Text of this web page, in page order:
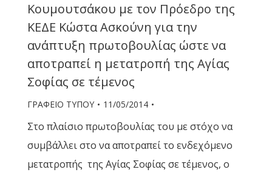
Κουμουτσάκου με τον Πρόεδρο της
ΚΕΔΕ Κώστα Ασκούνη για την
ανάπτυξη πρωτοβουλίας ώστε να
αποτραπεί η μετατροπή της Αγίας
Σοφίας σε τέμενος
ΓΡΑΦΕΙΟ ΤΥΠΟΥ 11/05/2014
Στο πλαίσιο πρωτοβουλίας του με στόχο να
συμβάλλει στο να αποτραπεί το ενδεχόμενο
μετατροπής της Αγίας Σοφίας σε τέμενος, ο